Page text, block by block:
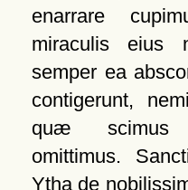
enarrare
miraculis eius
semper ea
contigerunt,
quæ scimus
omittimus.
Ytha de